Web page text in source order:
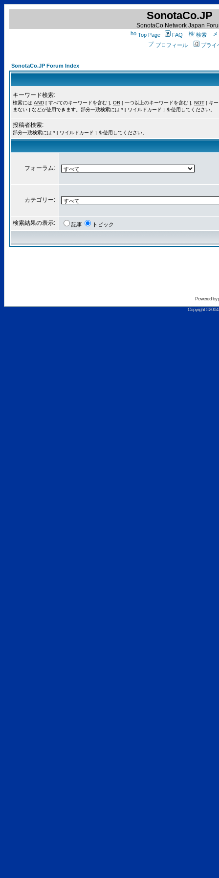
SonotaCo.JP
SonotaCo Network Japan
Top Page FAQ
検索
プロフィール
プライ
SonotaCo.JP Forum Index
キーワード検索:
検索には AND [ すべてのキーワードを含む ], OR [ 一つ以上のキーワードを含む ], NOT [ キ
まない ] などが使用できます。部分一致検索には * [ ワイルドカード ] を使用してください。
投稿者検索:
部分一致検索には * [ ワイルドカード ] を使用してください。
フォーラム:
カテゴリー:
検索結果の表示: 記事 トピック
Powered by
Copyright ©2004